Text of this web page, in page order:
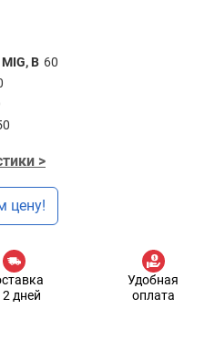
В 60
>
цену!
2 дней
Удобная
оплата